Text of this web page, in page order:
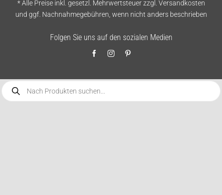
* Alle Preise inkl. gesetzl. Mehrwertsteuer zzgl. Versandkosten
und ggf. Nachnahmegebühren, wenn nicht anders beschrieben
Folgen Sie uns auf den sozialen Medien
Products
search